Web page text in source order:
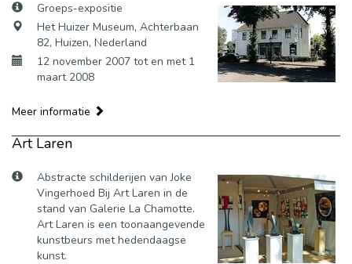
Groeps-expositie
Het Huizer Museum, Achterbaan
82, Huizen, Nederland
12 november 2007 tot en met 1
maart 2008
Meer informatie
Art Laren
Abstracte schilderijen van Joke
Vingerhoed Bij Art Laren in de
stand van Galerie La Chamotte.
Art Laren is een toonaangevende
kunstbeurs met hedendaagse
kunst.